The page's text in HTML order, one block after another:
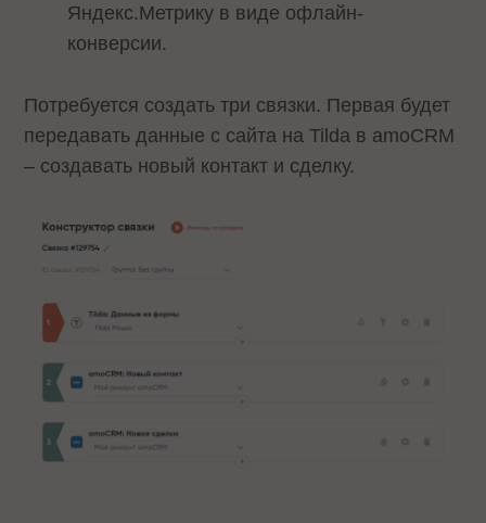
Яндекс.Метрику в виде офлайн-
конверсии.
Потребуется создать три связки. Первая будет
передавать данные с сайта на Tilda в amoCRM
– создавать новый контакт и сделку.